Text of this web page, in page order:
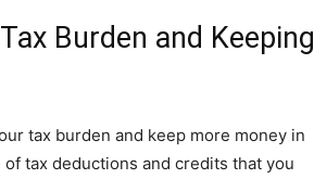
Burden and Keeping
tax burden and keep more money in
tax deductions and credits that you